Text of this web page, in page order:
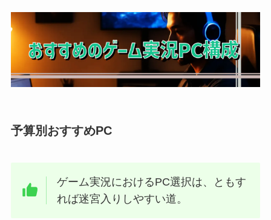
予算別おすすめPC
ゲーム実況におけるPC選択は、ともす
れば迷宮入りしやすい道。